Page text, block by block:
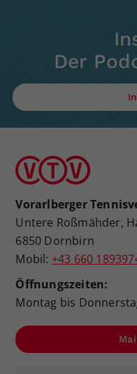
Der
Vorarlberger
Untere Roßmähder,
6850 Dornbirn
Mobil: +43 660
Öffnungszeiten:
Montag bis